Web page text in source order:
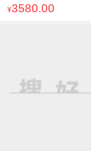
¥3580.00